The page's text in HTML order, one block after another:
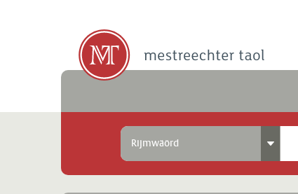
Rijmwäörd